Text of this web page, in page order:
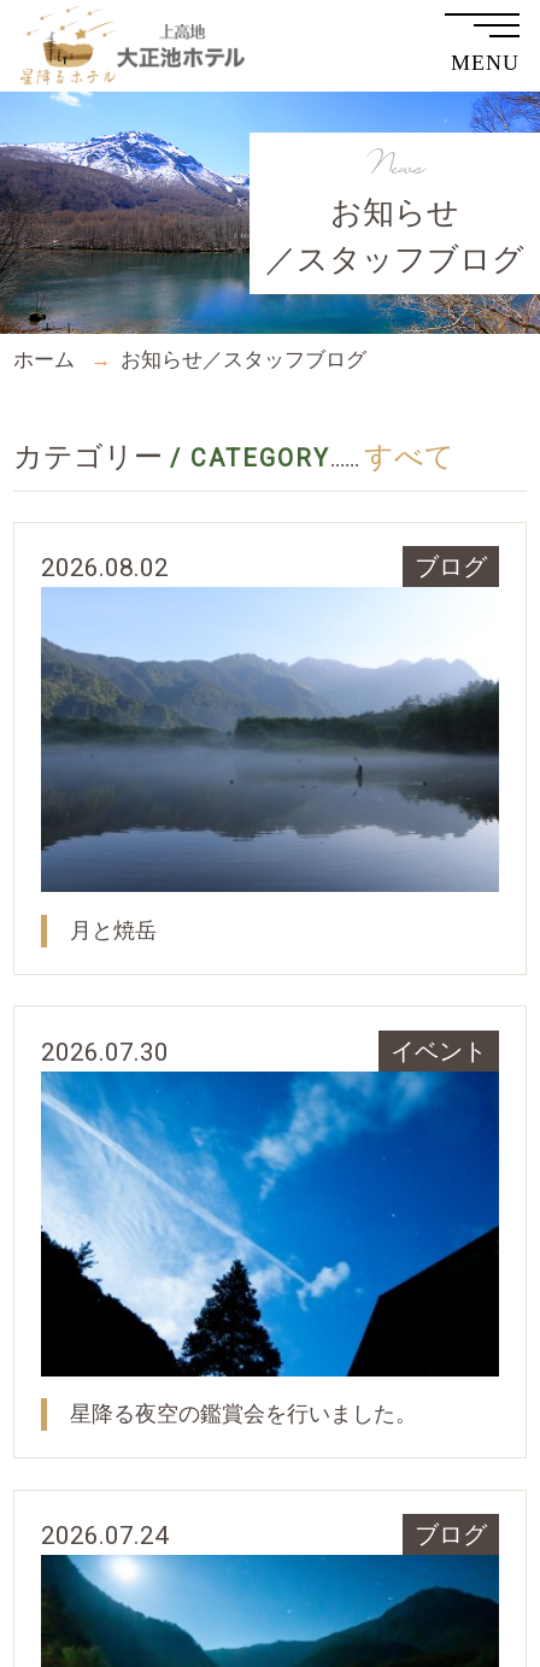
MENU
お知らせ
／スタッフブログ
News
ホーム お知らせ／スタッフブログ
カテゴリー / CATEGORY...... すべて
2026.08.02 ブログ
月と焼岳
2026.07.30 イベント
星降る夜空の鑑賞会を行いました。
2026.07.24 ブログ